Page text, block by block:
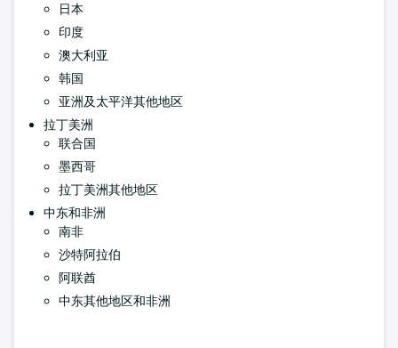
日本
印度
澳大利亚
韩国
亚洲及太平洋其他地区
拉丁美洲
联合国
墨西哥
拉丁美洲其他地区
中东和非洲
南非
沙特阿拉伯
阿联酋
中东其他地区和非洲